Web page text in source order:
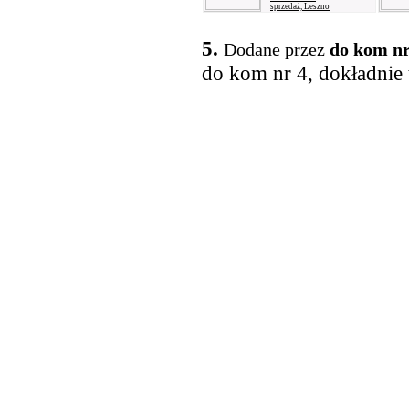
sprzedaż, Leszno
5. Dodane przez do kom
do kom nr 4,